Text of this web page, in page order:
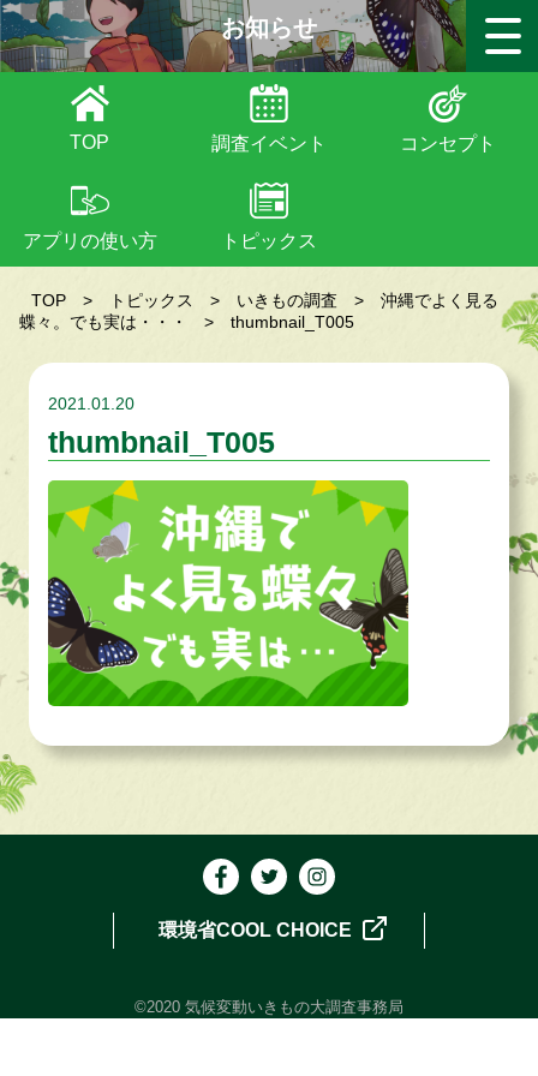
お知らせ
TOP 調査イベント コンセプト
アプリの使い方 トピックス
TOP > トピックス > いきもの調査 >
沖縄でよく見る
蝶々。でも実は・・・
> thumbnail_T005
2021.01.20
thumbnail_T005
環境省COOL CHOICE
©2020 気候変動いきもの大調査事務局